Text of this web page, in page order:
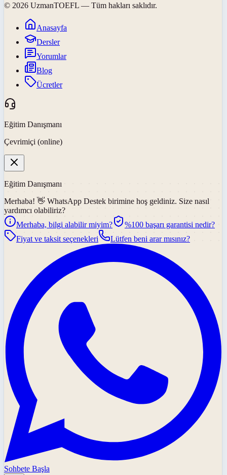
© 2026 UzmanTOEFL — Tüm hakları saklıdır.
Anasayfa
Dersler
Yorumlar
Blog
Ücretler
Eğitim Danışmanı
Çevrimiçi (online)
Eğitim Danışmanı
Merhaba! 👋 WhatsApp Destek birimine hoş geldiniz. Size nasıl
yardımcı olabiliriz?
Merhaba, bilgi alabilir miyim?
%100 başarı garantisi nedir?
Fiyat ve taksit seçenekleri
Lütfen beni arar mısınız?
Sohbete Başla